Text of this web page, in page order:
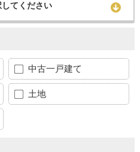
てください
中古一戸建て
土地